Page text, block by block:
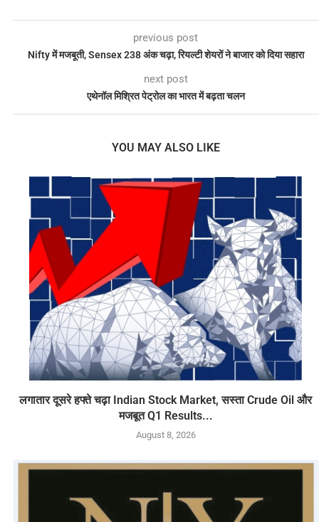
previous post
Nifty में मजबूती, Sensex 238 अंक चढ़ा, रियल्टी शेयरों ने बाजार को दिया सहारा
next post
एथेनॉल मिश्रित पेट्रोल का भारत में बढ़ता चलन
YOU MAY ALSO LIKE
लगातार दूसरे हफ्ते चढ़ा Indian Stock Market, सस्ता Crude Oil और
मजबूत Q1 Results...
August 8, 2026